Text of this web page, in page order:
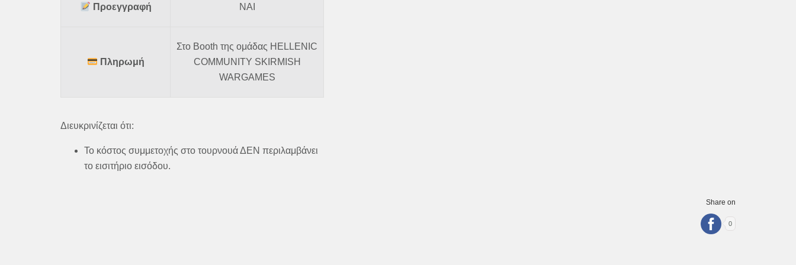
Προεγγραφή ΝΑΙ
Πληρωμή
Στο Booth της ομάδας HELLENIC
COMMUNITY SKIRMISH
WARGAMES
Διευκρινίζεται ότι:
Το κόστος συμμετοχής στο τουρνουά ΔΕΝ περιλαμβάνει
το εισιτήριο εισόδου.
Share on
0